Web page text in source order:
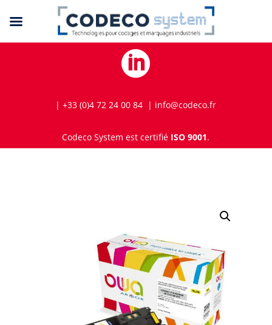

| +33 (0)4 72 24 00 84 | info@codeco.fr
Codeco System est certifié ISO 9001.